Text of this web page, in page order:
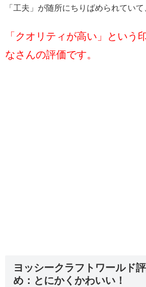
「工夫」が随所にちりばめられていて
「クオリティが高い」という
なさんの評価です。
ヨッシークラフトワールド
め：とにかくかわいい！